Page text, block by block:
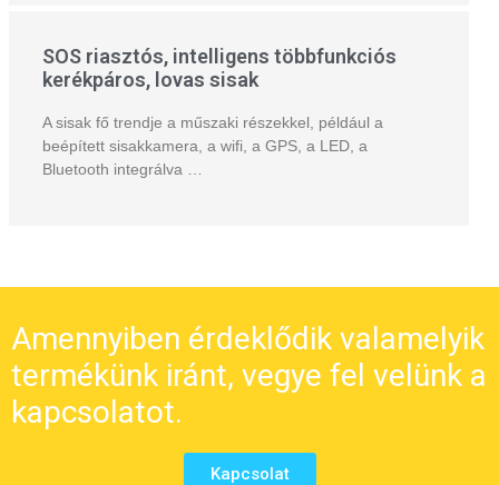
SOS riasztós, intelligens többfunkciós
kerékpáros, lovas sisak
A sisak fő trendje a műszaki részekkel, például a
beépített sisakkamera, a wifi, a GPS, a LED, a
Bluetooth integrálva …
Amennyiben érdeklődik valamelyik
termékünk iránt, vegye fel velünk a
kapcsolatot.
Kapcsolat